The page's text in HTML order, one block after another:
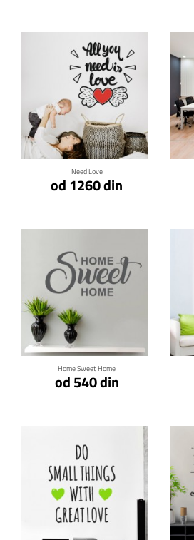
Need Love
od 1260 din
Klikni za detalje
Home Sweet Home
od 540 din
Klikni za detalje
Klikni za detalje